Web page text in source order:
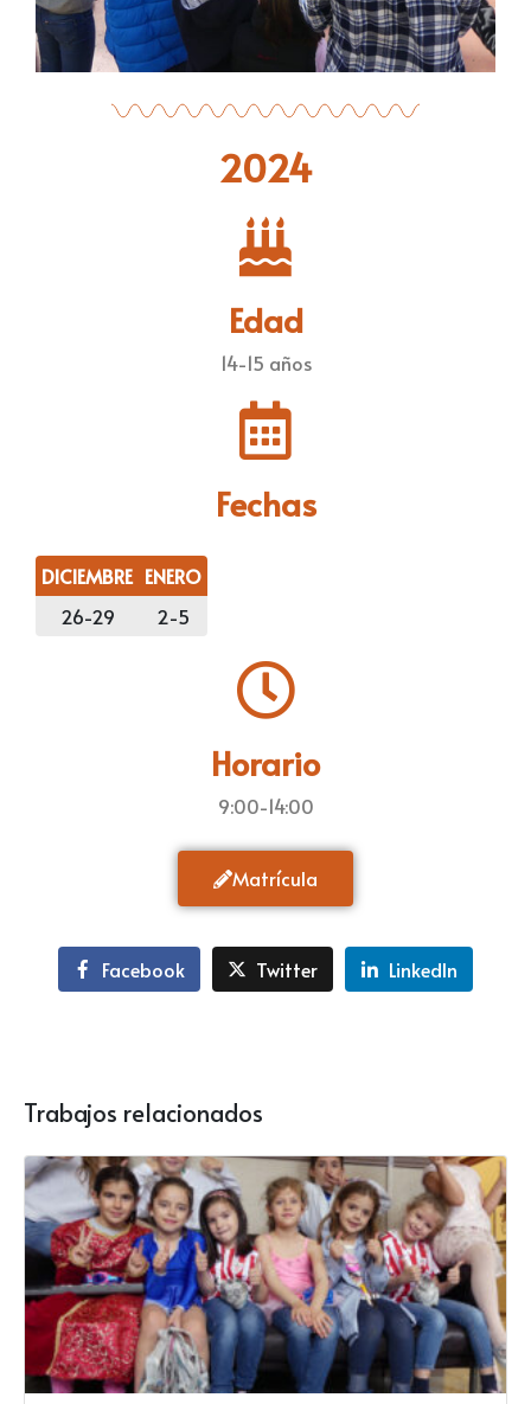
2024
Edad
14-15 años
Fechas
DICIEMBRE ENERO
26-29
2-5
Horario
9:00-14:00
Matrícula
Facebook Twitter LinkedIn
Trabajos relacionados